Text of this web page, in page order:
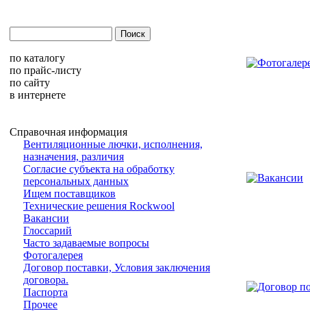
по каталогу
по прайс-листу
по сайту
в интернете
Справочная информация
Вентиляционные лючки, исполнения,
назначения, различия
Согласие субъекта на обработку
персональных данных
Ищем поставщиков
Технические решения Rockwool
Вакансии
Глоссарий
Часто задаваемые вопросы
Фотогалерея
Договор поставки, Условия заключения
договора.
Паспорта
Прочее